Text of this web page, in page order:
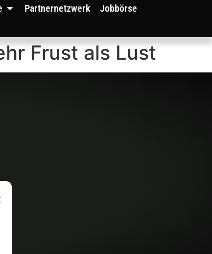
Partnernetzwerk Jobbörse
Frust als Lust